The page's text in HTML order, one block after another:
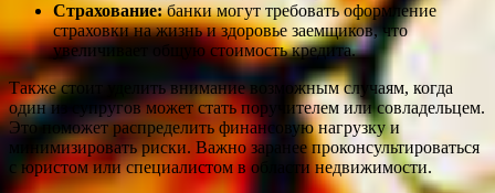
Страхование:банки могут требовать оформление
страховки на жизнь и здоровье заемщиков, что
увеличивает общую стоимость кредита.
Также стоит уделить внимание возможным случаям, когда
один из супругов может стать поручителем или совладельцем.
Это поможет распределить финансовую нагрузку и
минимизировать риски. Важно заранее проконсультироваться
с юристом или специалистом в области недвижимости.